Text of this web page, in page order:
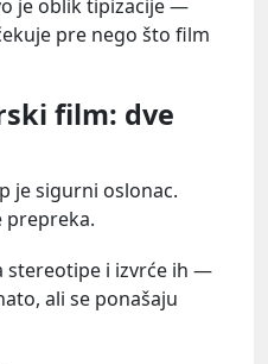
je oblik tipizacije —
pre nego što film
film: dve
je sigurni oslonac.
prepreka.
stereotipe i izvrće ih —
ali se ponašaju